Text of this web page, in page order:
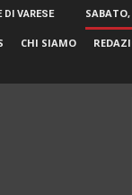
DI VARESE
CHI SIAMO